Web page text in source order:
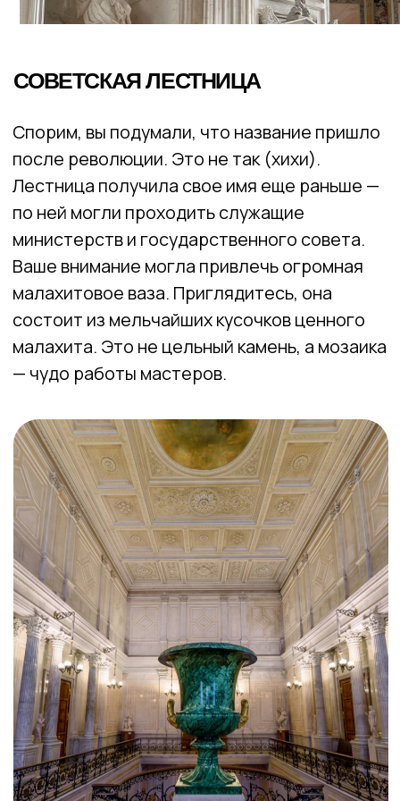
Лоджия Рафаэля. Фото: WOW! Питер
Просветы. Фото: WOW! Питер
двери, ведущие в просветы. Это три
просторных зала в единой стилистике:
и малахита, потолок с верхним светом.
Все это — ради идеальных условий для
просмотра живописи. В просветах можно
увидеть итальянцев и испанцев. Собранные
работы точно стоят вашего внимания.
Уважаем ваше решение продолжить обзор.
Если вы не против Рембрандта, Рубенса,
Ван Дейка — пройдите еще вдоль всех
ПРОГРАММАПОД ЗВЕЗДОЧКОЙ